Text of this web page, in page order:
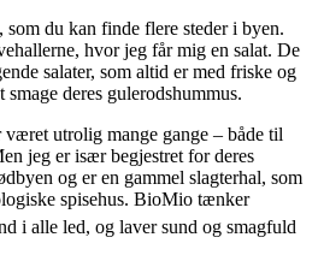
som du kan finde flere steder i byen.
hvor jeg får mig en salat. De
salater, som altid er med friske og
deres gulerodshummus.
været utrolig mange gange – både til
jeg er især begjestret for deres
og er en gammel slagterhal, som
spisehus. BioMio tænker
i alle led, og laver sund og smagfuld